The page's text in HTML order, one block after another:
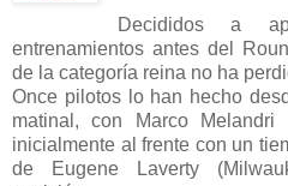
Decididos a
entrenamientos antes del
de la categoría reina no ha
Once pilotos lo han hecho
matinal, con Marco
inicialmente al frente con un
de Eugene Laverty